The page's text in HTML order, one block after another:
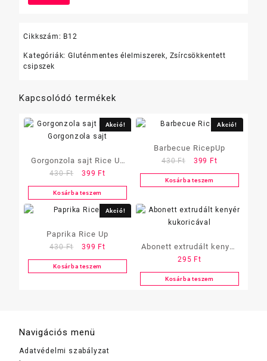
Cikkszám: B12
Kategóriák:Gluténmentes élelmiszerek, Zsírcsökkentett
csipszek
Kapcsolódó termékek
Akció!
Gorgonzola sajt Rice Up
Gorgonzola sajt
430Ft
Original
price
was:
430 Ft.
399 FtCurrent
price
is:
399 Ft.
Kosárba teszem
Akció!
Barbecue RicepUp
430Ft
Original
price
was:
399 FtCurrent
price
is:
Kosárba teszem
Akció!
Paprika Rice Up
430Ft
Original
price
was:
399 FtCurrent
price
is:
Kosárba teszem
Abonett extrudált kenyér
kukoricával
295 Ft
Kosárba teszem
Navigációs menü
Adatvédelmi szabályzat